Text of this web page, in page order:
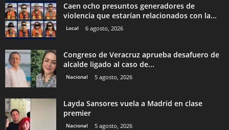
Caen ocho presuntos generadores de
violencia que estarían relacionados con la...
Local 6 agosto, 2026
Congreso de Veracruz aprueba desafuero de
alcalde ligado al caso de...
Nacional 5 agosto, 2026
Layda Sansores vuela a Madrid en clase
premier
Nacional 5 agosto, 2026